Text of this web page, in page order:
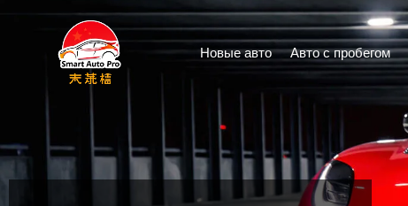
Новые авто Авто с пробегом